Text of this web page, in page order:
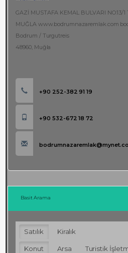
GAZİ MUSTAFA KEMAL BULVARI NO:13/
MUĞLA www.bodrumnazaremlak.com
Bodrum / Turgutreis
48960, Muğla
+90 252-382 91 19
+90 532-672 18 72
Basit Arama
Satılık Kiralık
Konut Arsa Turistik